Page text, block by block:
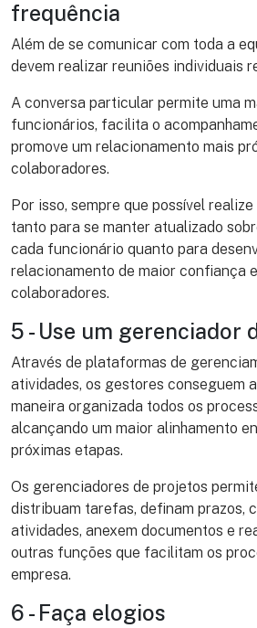
frequência
Além de se comunicar com toda a
devem realizar reuniões individuais
A conversa particular permite uma
funcionários, facilita o
promove um relacionamento mais
colaboradores.
Por isso, sempre que possível
tanto para se manter atualizado
cada funcionário quanto para
relacionamento de maior confiança
colaboradores.
5 - Use um gerenciador
Através de plataformas de
atividades, os gestores conseguem
maneira organizada todos os
alcançando um maior alinhamento
próximas etapas.
Os gerenciadores de projetos
distribuam tarefas, definam prazos,
atividades, anexem documentos e
outras funções que facilitam os
empresa.
6 - Faça elogios